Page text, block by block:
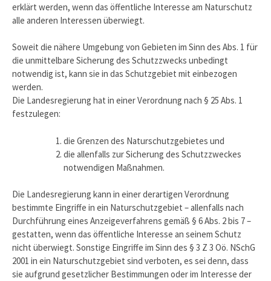
erklärt werden, wenn das öffentliche Interesse am Naturschutz
alle anderen Interessen überwiegt.
Soweit die nähere Umgebung von Gebieten im Sinn des Abs. 1 für
die unmittelbare Sicherung des Schutzzwecks unbedingt
notwendig ist, kann sie in das Schutzgebiet mit einbezogen
werden.
Die Landesregierung hat in einer Verordnung nach § 25 Abs. 1
festzulegen:
die Grenzen des Naturschutzgebietes und
die allenfalls zur Sicherung des Schutzzweckes
notwendigen Maßnahmen.
Die Landesregierung kann in einer derartigen Verordnung
bestimmte Eingriffe in ein Naturschutzgebiet – allenfalls nach
Durchführung eines Anzeigeverfahrens gemäß § 6 Abs. 2 bis 7 –
gestatten, wenn das öffentliche Interesse an seinem Schutz
nicht überwiegt. Sonstige Eingriffe im Sinn des § 3 Z 3 Oö. NSchG
2001 in ein Naturschutzgebiet sind verboten, es sei denn, dass
sie aufgrund gesetzlicher Bestimmungen oder im Interesse der